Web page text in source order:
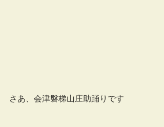
さあ、会津磐梯山庄助踊りです